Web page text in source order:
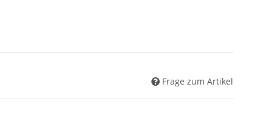
Frage zum Artikel